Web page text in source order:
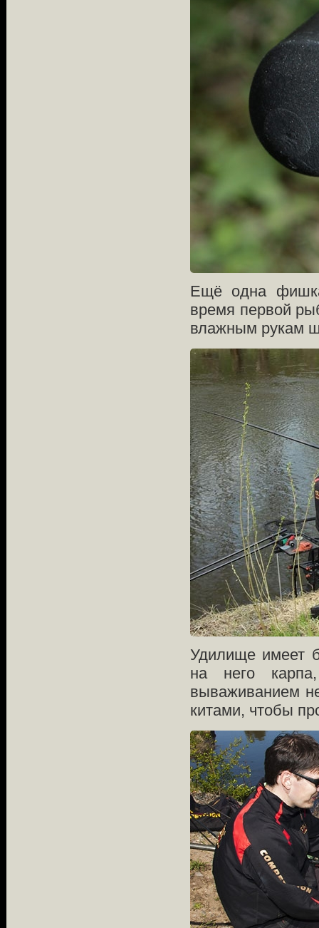
Ещё одна
время первой
влажным рукам
Удилище имеет
на него
вываживанием
китами, чтобы